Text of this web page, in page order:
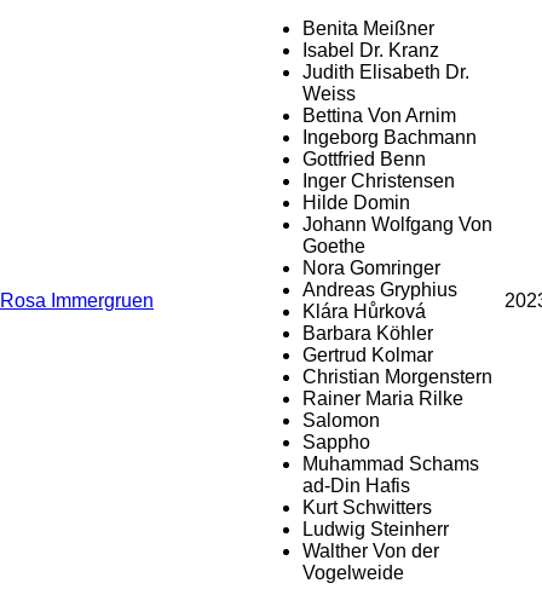
Rosa Immergruen
Benita Meißner
Isabel Dr. Kranz
Judith Elisabeth Dr.
Weiss
Bettina Von Arnim
Ingeborg Bachmann
Gottfried Benn
Inger Christensen
Hilde Domin
Johann Wolfgang Von
Goethe
Nora Gomringer
Andreas Gryphius
Klára Hůrková
Barbara Köhler
Gertrud Kolmar
Christian Morgenstern
Rainer Maria Rilke
Salomon
Sappho
Muhammad Schams
ad-Din Hafis
Kurt Schwitters
Ludwig Steinherr
Walther Von der
Vogelweide